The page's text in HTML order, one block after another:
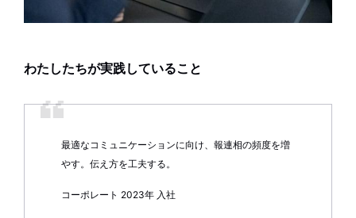
わたしたちが実践していること
最適なコミュニケーションに向け、報連相の頻度を増
やす。伝え方を工夫する。
コーポレート 2023年 入社